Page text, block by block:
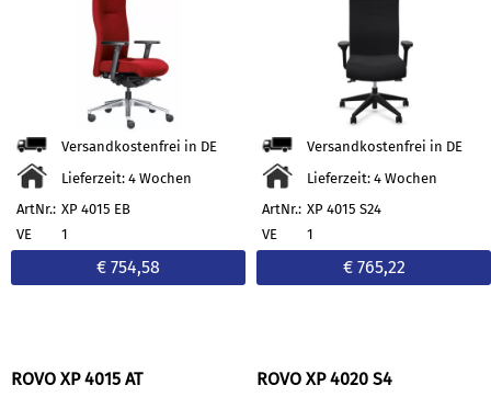
Versandkostenfrei in DE
Lieferzeit: 4 Wochen
ArtNr.: XP 4015 EB
VE
1
€ 754,58
Versandkostenfrei in DE
Lieferzeit: 4 Wochen
ArtNr.: XP 4015 S24
VE
1
€ 765,22
ROVO XP 4015 AT ROVO XP 4020 S4